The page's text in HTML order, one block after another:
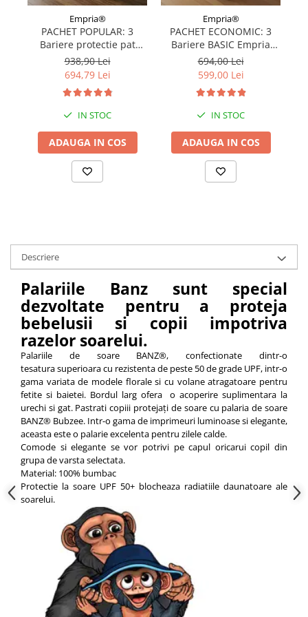
Empria®
PACHET POPULAR: 3
Bariere protectie pat
copii, SELECT, 160x200
cm
938,90 Lei
694,79 Lei
IN STOC
ADAUGA IN COS
Empria®
PACHET ECONOMIC: 3
Bariere BASIC Empria
protectie pat 160X200 cm
+ bara stabilizatoare
694,00 Lei
599,00 Lei
IN STOC
ADAUGA IN COS
Descriere
Palariile Banz sunt special
dezvoltate pentru a proteja
bebelusii si copii impotriva
razelor soarelui.
Palariile de soare BANZ®, confectionate dintr-o
tesatura superioara cu rezistenta de peste 50 de grade UPF, intr-o
gama variata de modele florale si cu volane atragatoare pentru
fetite si baietei. Bordul larg ofera o acoperire suplimentara la
urechi si gat. Pastrati copiii protejați de soare cu palaria de soare
BANZ® Bubzee. Intr-o gama de imprimeuri luminoase si elegante,
aceasta este o palarie excelenta pentru zilele calde.
Comode si elegante se vor potrivi pe capul oricarui copil din
grupa de varsta selectata.
Material: 100% bumbac
Protectie la soare UPF 50+ blocheaza radiatiile daunatoare ale
soarelui.